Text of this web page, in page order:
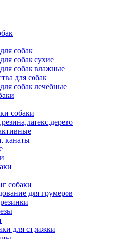
собак
собак сухие
собак влажные
для собак
собак лечебные
собаки
канаты
собаки
для грумеров
для стрижки